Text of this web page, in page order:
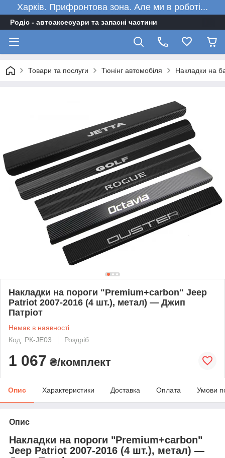
Харків. Прифронтова зона. Але ми в роботі...
Родіс - автоаксесуари та запасні частини
Товари та послуги Тюнінг автомобіля Накладки на
Накладки на пороги "Premium+carbon" Jeep
Patriot 2007-2016 (4 шт.), метал) — Джип
Патріот
Немає в наявності
Код: PК-JE03
Роздріб
1 067 ₴/комплект
Опис Характеристики Доставка Оплата Умови
Опис
Накладки на пороги "Premium+carbon"
Jeep Patriot 2007-2016 (4 шт.), метал) —